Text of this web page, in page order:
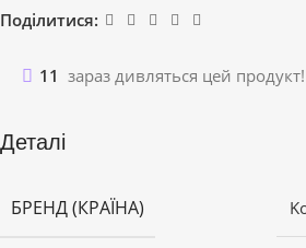
Поділитися:
11 зараз дивляться цей продукт!
Деталі
БРЕНД (КРАЇНА)